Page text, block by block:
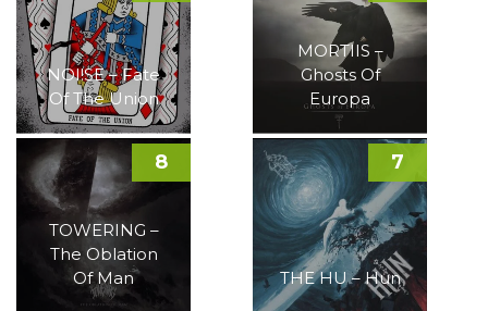
NOI!SE – Fate
Of The Union
MORTIIS –
Ghosts Of
Europa
TOWERING –
The Oblation
Of Man
8
THE HU – Hun
7